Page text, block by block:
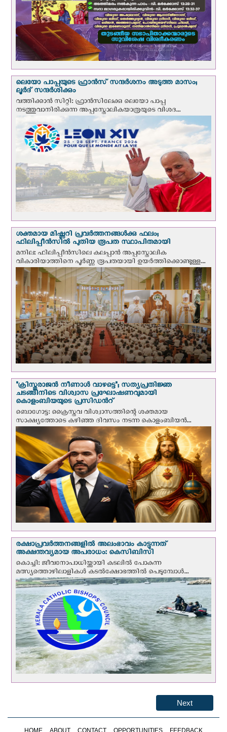
ലെയോ പാപ്പയുടെ ഫ്രാന്‍സ് സന്ദര്‍ശനം അടുത്ത മാസം;
ലൂര്‍ദ് സന്ദര്‍ശിക്കും
വത്തിക്കാന്‍ സിറ്റി: ഫ്രാൻസിലേക്കു ലെയോ പാപ്പ
നടത്തുവാനിരിക്കുന്ന അപ്പസ്തോലികയാത്രയുടെ വിശദ...
ശക്തമായ മിഷ്ണറി പ്രവർത്തനങ്ങൾക്കു ഫലം;
ഫിലിപ്പീൻസിൽ പുതിയ രൂപത സ്ഥാപിതമായി
മനില: ഫിലിപ്പീൻസിലെ കലപ്പാൻ അപ്പസ്തോലിക
വികാരിയാത്തിനെ പൂർണ്ണ രൂപതയായി ഉയർത്തിക്കൊണ്ടുള്ള...
"ക്രിസ്തുരാജന്‍ നീണാള്‍ വാഴട്ടെ"; സത്യപ്രതിജ്ഞ
ചടങ്ങിനിടെ വിശ്വാസ പ്രഘോഷണവുമായി
കൊളംബിയയുടെ പ്രസിഡന്‍റ്
ബൊഗോട്ട: ക്രൈസ്തവ വിശ്വാസത്തിന്റെ ശക്തമായ
സാക്ഷ്യത്തോടെ കഴിഞ്ഞ ദിവസം നടന്ന കൊളംബിയന്‍...
രക്ഷാപ്രവര്‍ത്തനങ്ങളില്‍ അലംഭാവം കാട്ടുന്നത്
അക്ഷന്തവ്യമായ അപരാധം: കെസിബിസി
കൊച്ചി: ജീവനോപാധിയ്ക്കായി കടലില്‍ പോകുന്ന
മത്സ്യത്തൊഴിലാളികള്‍ കടല്‍ക്ഷോഭത്തില്‍ പെടുമ്പോള്‍...
Next
HOME ABOUT CONTACT OPPORTUNITIES FEEDBACK